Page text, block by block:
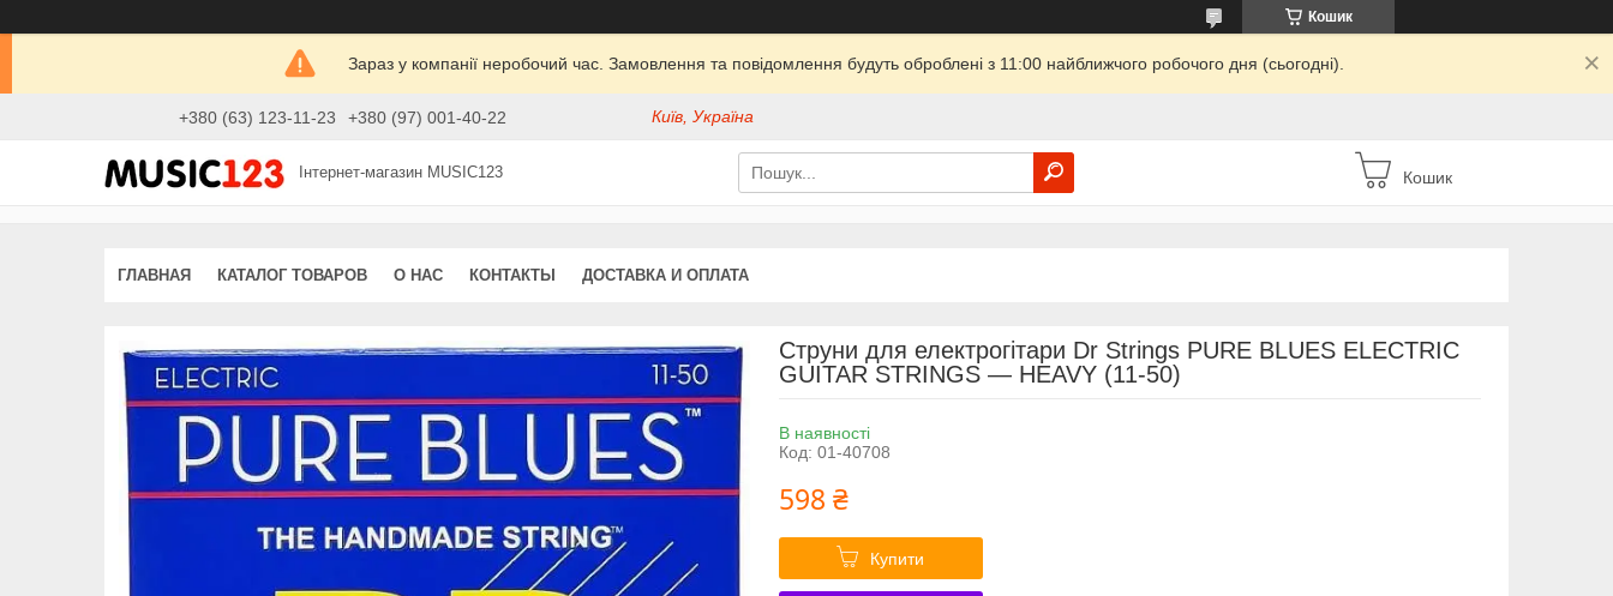
Кошик
Зараз у компанії неробочий час. Замовлення та повідомлення будуть оброблені з 11:00 найближчого робочого дня (сьогодні).
+380 (63) 123-11-23 +380 (97) 001-40-22 Київ, Україна
Інтернет-магазин MUSIC123 Кошик
ГЛАВНАЯ КАТАЛОГ ТОВАРОВ О НАС КОНТАКТЫ ДОСТАВКА И ОПЛАТА
Струни для електрогітари Dr Strings PURE BLUES ELECTRIC
GUITAR STRINGS — HEAVY (11-50)
В наявності
Код: 01-40708
598 ₴
Купити